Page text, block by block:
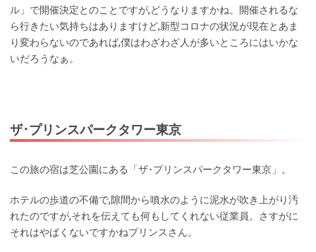
ル」で開催決定とのことですが,どうなりますかね。開催されるな
ら行きたい気持ちはありますけど,新型コロナの状況が現在とあま
り変わらないのであれば,僕はわざわざ人が多いところにはいかな
いだろうなぁ。
ザ･プリンスパークタワー東京
この旅の宿は芝公園にある「ザ･プリンスパークタワー東京」。
ホテルの歩道の不備で,隙間から噴水のように泥水が吹き上がり汚
れたのですが,それを伝えても何もしてくれない従業員。さすがに
それはやばくないですかねプリンスさん。